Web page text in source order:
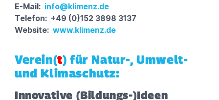
E-Mail: info@klimenz.de
Telefon: +49 (0)152 3898 3137
Website: www.klimenz.de
Verein(t) für Natur-, Umwelt-
und Klimaschutz:
Innovative (Bildungs-)Ideen